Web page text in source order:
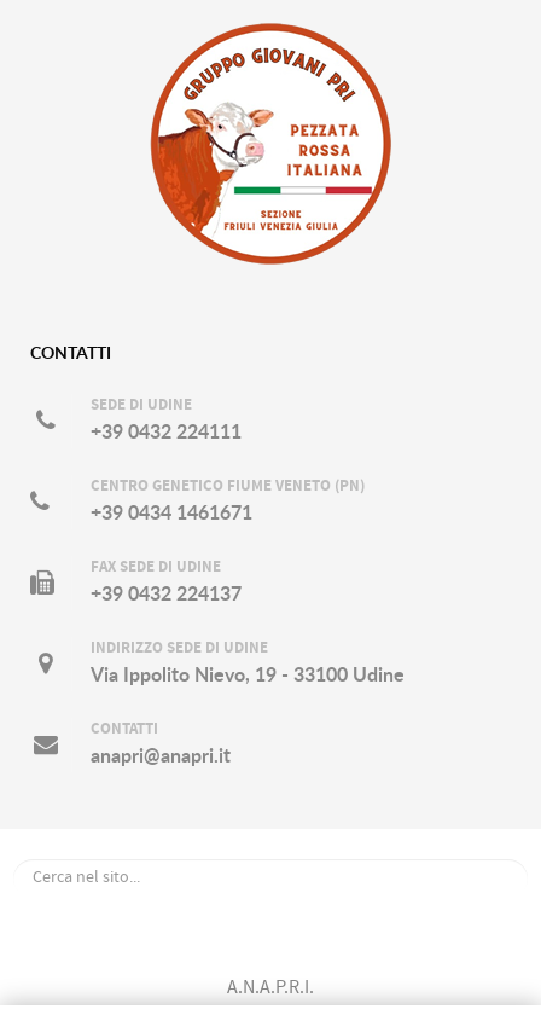
CONTATTI
SEDE DI UDINE
+39 0432 224111
CENTRO GENETICO FIUME VENETO (PN)
+39 0434 1461671
FAX SEDE DI UDINE
+39 0432 224137
INDIRIZZO SEDE DI UDINE
Via Ippolito Nievo, 19 - 33100 Udine
CONTATTI
anapri@anapri.it
A.N.A.P.R.I.